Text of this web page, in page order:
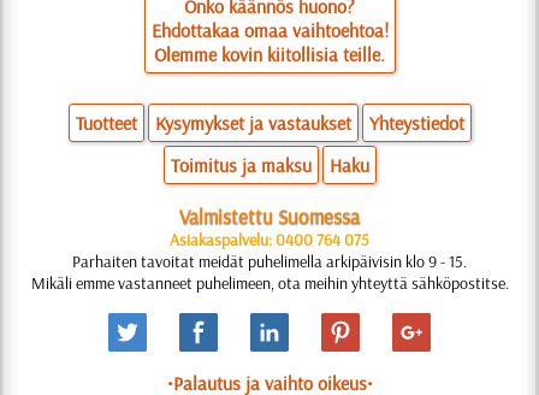
Onko käännös huono?
Ehdottakaa omaa vaihtoehtoa!
Olemme kovin kiitollisia teille.
Tuotteet Kysymykset ja vastaukset
Yhteystiedot
Toimitus ja maksu
Haku
Valmistettu Suomessa
Asiakaspalvelu: 0400 764 075
Parhaiten tavoitat meidät puhelimella arkipäivisin klo 9 - 15.
Mikäli emme vastanneet puhelimeen, ota meihin yhteyttä sähköpostitse.
•Palautus ja vaihto oikeus•